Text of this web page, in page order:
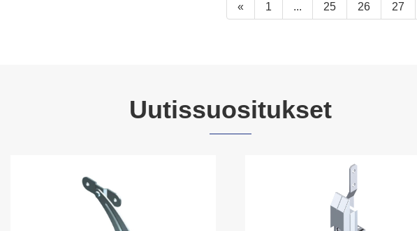
« 1 ... 25 26 27
Uutissuositukset